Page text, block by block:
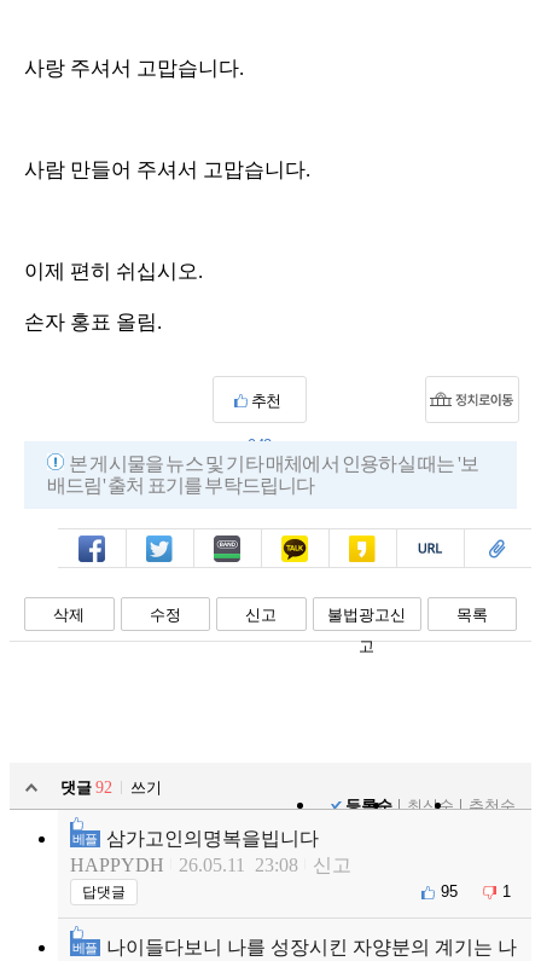
사랑 주셔서 고맙습니다.
사람 만들어 주셔서 고맙습니다.
이제 편히 쉬십시오.
손자 홍표 올림.
추천
942
본 게시물을 뉴스 및 기타 매체에서 인용하실 때는 '보
배드림' 출처 표기를 부탁드립니다
페북 트윗 밴드 카톡 카스 복사 스크랩
삭제 수정 신고
불법광고신
고
목록
댓글 92
쓰기
등록순
최신순 추천순
베플
삼가고인의명복을빕니다
HAPPYDH
26.05.11 23:08 신고
답댓글 95 1
베플
나이들다보니 나를 성장시킨 자양분의 계기는 나